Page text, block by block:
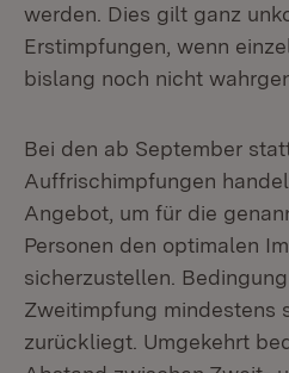
werden. Dies gilt ganz
Erstimpfungen, wenn
bislang noch nicht
Bei den ab September
Auffrischimpfungen
Angebot, um für die
Personen den optimalen
sicherzustellen.
Zweitimpfung mindestens
zurückliegt. Umgekehrt